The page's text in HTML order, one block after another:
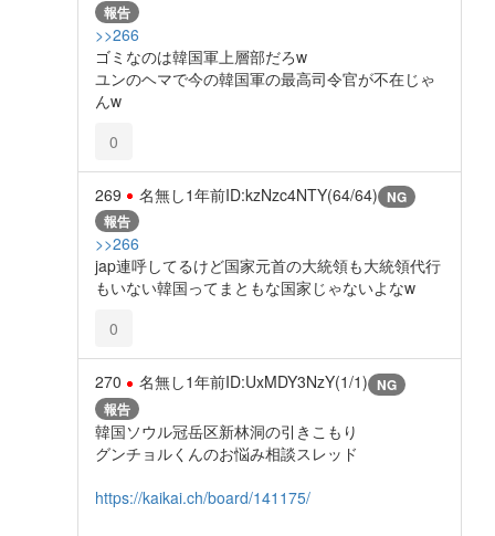
報告
>>266
ゴミなのは韓国軍上層部だろw
ユンのヘマで今の韓国軍の最高司令官が不在じゃ
んw
0
269 名無し1年前ID:kzNzc4NTY(64/64) NG
報告
>>266
jap連呼してるけど国家元首の大統領も大統領代行
もいない韓国ってまともな国家じゃないよなw
0
270 名無し1年前ID:UxMDY3NzY(1/1) NG
報告
韓国ソウル冠岳区新林洞の引きこもり
グンチョルくんのお悩み相談スレッド
https://kaikai.ch/board/141175/